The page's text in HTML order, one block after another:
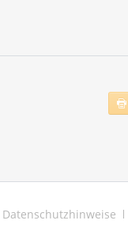
Datenschutzhinweise